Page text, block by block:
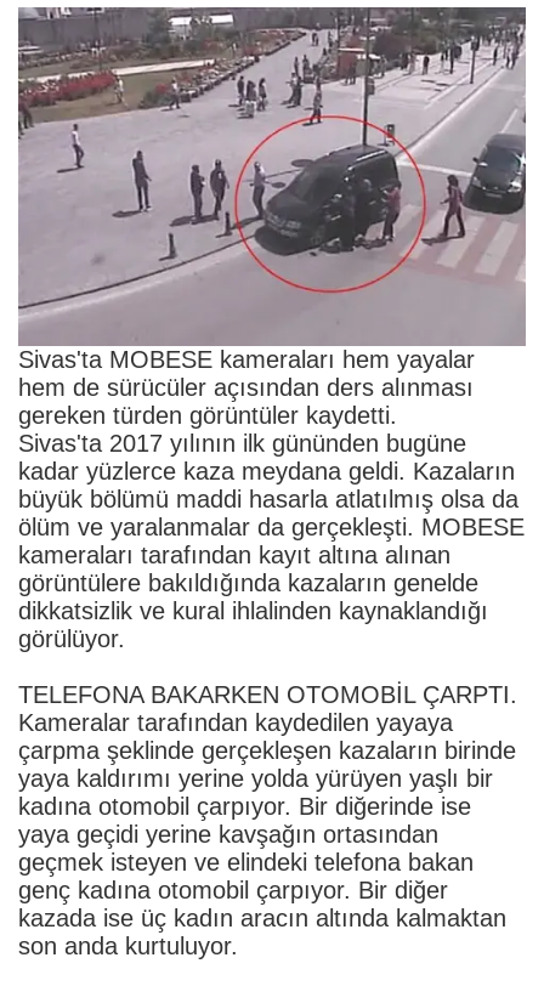
Sivas'ta MOBESE kameraları hem yayalar
hem de sürücüler açısından ders alınması
gereken türden görüntüler kaydetti.
Sivas'ta 2017 yılının ilk gününden bugüne
kadar yüzlerce kaza meydana geldi. Kazaların
büyük bölümü maddi hasarla atlatılmış olsa da
ölüm ve yaralanmalar da gerçekleşti. MOBESE
kameraları tarafından kayıt altına alınan
görüntülere bakıldığında kazaların genelde
dikkatsizlik ve kural ihlalinden kaynaklandığı
görülüyor.
TELEFONA BAKARKEN OTOMOBİL ÇARPTI.
Kameralar tarafından kaydedilen yayaya
çarpma şeklinde gerçekleşen kazaların birinde
yaya kaldırımı yerine yolda yürüyen yaşlı bir
kadına otomobil çarpıyor. Bir diğerinde ise
yaya geçidi yerine kavşağın ortasından
geçmek isteyen ve elindeki telefona bakan
genç kadına otomobil çarpıyor. Bir diğer
kazada ise üç kadın aracın altında kalmaktan
son anda kurtuluyor.